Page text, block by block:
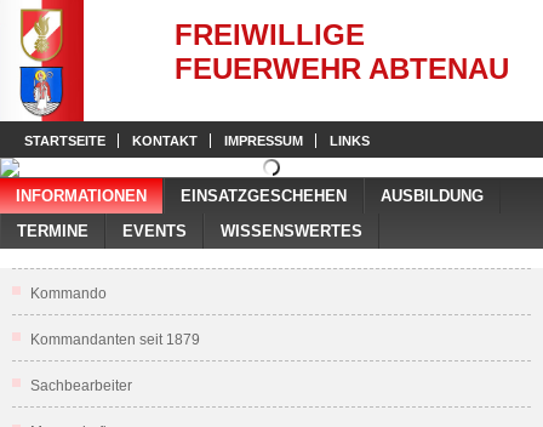
FREIWILLIGE
FEUERWEHR ABTENAU
STARTSEITE KONTAKT IMPRESSUM LINKS
INFORMATIONEN EINSATZGESCHEHEN
AUSBILDUNG
TERMINE
EVENTS WISSENSWERTES
Kommando
Kommandanten seit 1879
Sachbearbeiter